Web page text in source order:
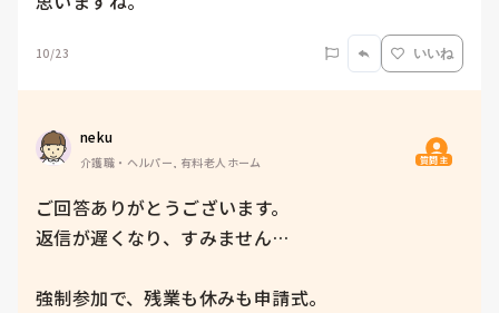
10/23 いいね
neku
介護職・ヘルパー, 有料老人ホーム 質問主
ご回答ありがとうございます。
返信が遅くなり、すみません…
強制参加で、残業も休みも申請式。